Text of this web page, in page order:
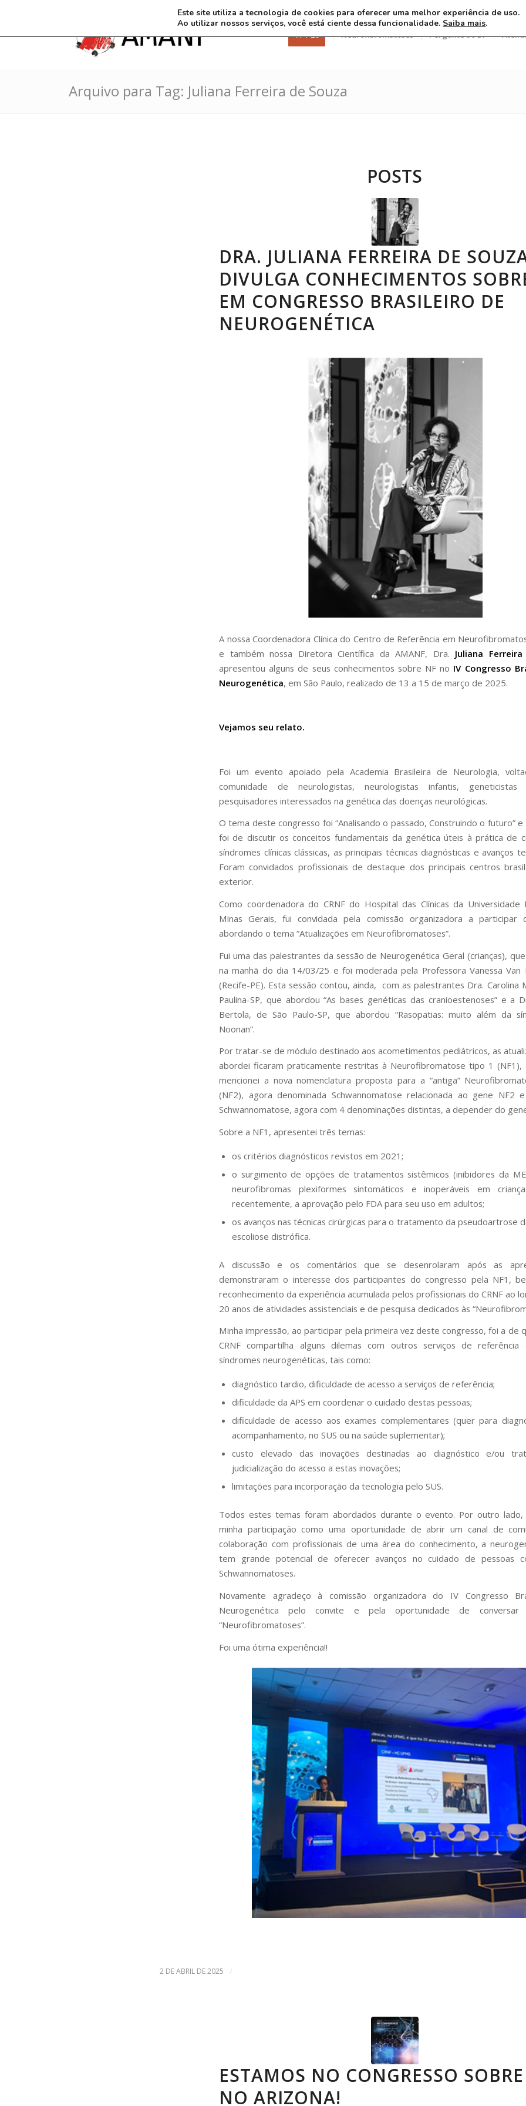
17 7 26 Neurofibromatoses Pergunte ao Dr
Arquivo para Tag: Juliana Ferreira de Souza
POSTS
DRA. JULIANA FERREIRA DE
DIVULGA CONHECIMENTOS
EM CONGRESSO BRASILEIRO DE
NEUROGENÉTICA
A nossa Coordenadora Clínica do Centro de Referência em
e também nossa Diretora Científica da AMANF, Dra. Juliana
apresentou alguns de seus conhecimentos sobre NF no IV Congresso
Neurogenética, em São Paulo, realizado de 13 a 15 de março de 2025.
Vejamos seu relato.
Foi um evento apoiado pela Academia Brasileira de Neurologia,
comunidade de neurologistas, neurologistas infantis,
pesquisadores interessados na genética das doenças neurológicas.
O tema deste congresso foi “Analisando o passado, Construindo o futuro”
foi de discutir os conceitos fundamentais da genética úteis à prática de
síndromes clínicas clássicas, as principais técnicas diagnósticas e avanços
Foram convidados profissionais de destaque dos principais centros
exterior.
Como coordenadora do CRNF do Hospital das Clínicas da Universidade
Minas Gerais, fui convidada pela comissão organizadora a participar
abordando o tema “Atualizações em Neurofibromatoses”.
Fui uma das palestrantes da sessão de Neurogenética Geral (crianças),
na manhã do dia 14/03/25 e foi moderada pela Professora Vanessa Van
(Recife-PE). Esta sessão contou, ainda, com as palestrantes Dra. Carolina
Paulina-SP, que abordou “As bases genéticas das cranioestenoses” e a
Bertola, de São Paulo-SP, que abordou “Rasopatias: muito além da
Noonan”.
Por tratar-se de módulo destinado aos acometimentos pediátricos, as
abordei ficaram praticamente restritas à Neurofibromatose tipo 1 (NF1),
mencionei a nova nomenclatura proposta para a “antiga”
(NF2), agora denominada Schwannomatose relacionada ao gene NF2 e
Schwannomatose, agora com 4 denominações distintas, a depender do
Sobre a NF1, apresentei três temas:
os critérios diagnósticos revistos em 2021;
o surgimento de opções de tratamentos sistêmicos (inibidores da
neurofibromas plexiformes sintomáticos e inoperáveis em
recentemente, a aprovação pelo FDA para seu uso em adultos;
os avanços nas técnicas cirúrgicas para o tratamento da pseudoartrose
escoliose distrófica.
A discussão e os comentários que se desenrolaram após as
demonstraram o interesse dos participantes do congresso pela NF1,
reconhecimento da experiência acumulada pelos profissionais do CRNF ao
20 anos de atividades assistenciais e de pesquisa dedicados às
Minha impressão, ao participar pela primeira vez deste congresso, foi a de
CRNF compartilha alguns dilemas com outros serviços de referência
síndromes neurogenéticas, tais como:
diagnóstico tardio, dificuldade de acesso a serviços de referência;
dificuldade da APS em coordenar o cuidado destas pessoas;
dificuldade de acesso aos exames complementares (quer para
acompanhamento, no SUS ou na saúde suplementar);
custo elevado das inovações destinadas ao diagnóstico e/ou
judicialização do acesso a estas inovações;
limitações para incorporação da tecnologia pelo SUS.
Todos estes temas foram abordados durante o evento. Por outro
minha participação como uma oportunidade de abrir um canal de
colaboração com profissionais de uma área do conhecimento, a
tem grande potencial de oferecer avanços no cuidado de pessoas
Schwannomatoses.
Novamente agradeço à comissão organizadora do IV Congresso
Neurogenética pelo convite e pela oportunidade de
“Neurofibromatoses”.
Foi uma ótima experiência!!
2 DE ABRIL DE 2025 /
ESTAMOS NO CONGRESSO
NO ARIZONA!
Este site utiliza a tecnologia de cookies para oferecer uma melhor experiência de uso.
Ao utilizar nossos serviços, você está ciente dessa funcionalidade. Saiba mais.